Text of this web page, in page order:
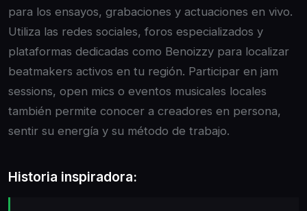
para los ensayos, grabaciones y actuaciones en vivo.
Utiliza las redes sociales, foros especializados y
plataformas dedicadas como Benoizzy para localizar
beatmakers activos en tu región. Participar en jam
sessions, open mics o eventos musicales locales
también permite conocer a creadores en persona,
sentir su energía y su método de trabajo.
Historia inspiradora: